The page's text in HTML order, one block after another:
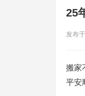
25
发布
搬家
平安